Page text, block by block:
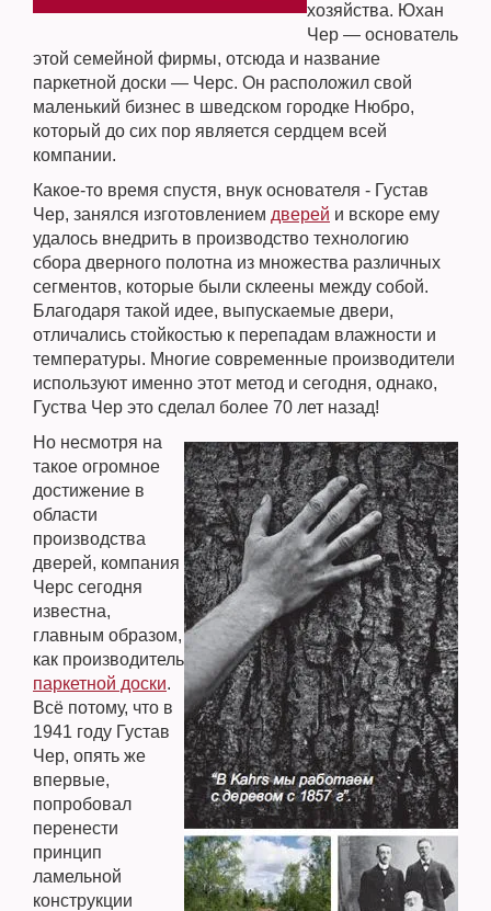
хозяйства. Юхан
Чер — основатель
этой семейной фирмы, отсюда и название
паркетной доски — Черс. Он расположил свой
маленький бизнес в шведском городке Нюбро,
который до сих пор является сердцем всей
компании.
Какое-то время спустя, внук основателя - Густав
Чер, занялся изготовлением дверей и вскоре ему
удалось внедрить в производство технологию
сбора дверного полотна из множества различных
сегментов, которые были склеены между собой.
Благодаря такой идее, выпускаемые двери,
отличались стойкостью к перепадам влажности и
температуры. Многие современные производители
используют именно этот метод и сегодня, однако,
Густва Чер это сделал более 70 лет назад!
Но несмотря на
такое огромное
достижение в
области
производства
дверей, компания
Черс сегодня
известна,
главным образом,
как производитель
паркетной доски.
Всё потому, что в
1941 году Густав
Чер, опять же
впервые,
попробовал
перенести
принцип
ламельной
конструкции